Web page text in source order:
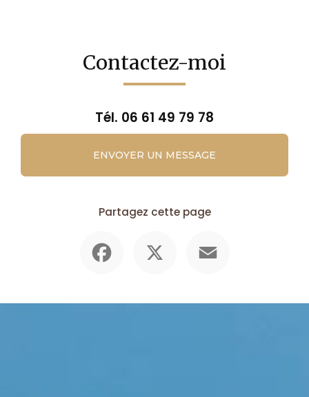
Contactez-moi
Tél. 06 61 49 79 78
ENVOYER UN MESSAGE
Partagez cette page